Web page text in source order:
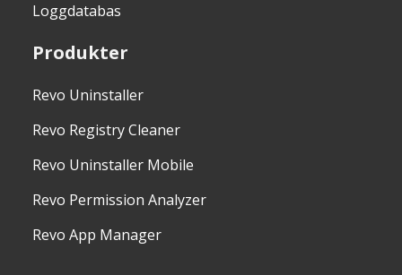
Loggdatabas
Produkter
Revo Uninstaller
Revo Registry Cleaner
Revo Uninstaller Mobile
Revo Permission Analyzer
Revo App Manager